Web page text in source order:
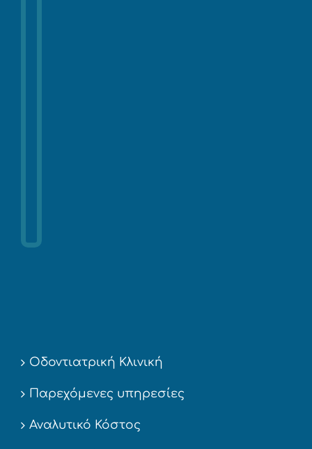
Οδοντιατρική Κλινική
Παρεχόμενες υπηρεσίες
Αναλυτικό Κόστος